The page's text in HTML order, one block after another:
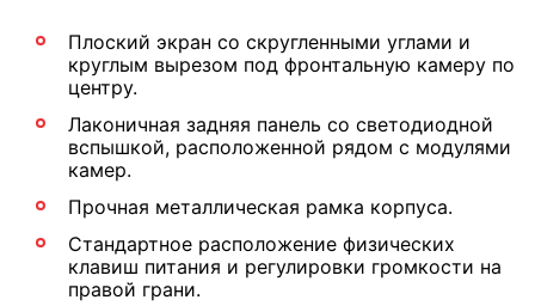
Плоский экран со скругленными углами и
круглым вырезом под фронтальную камеру по
центру.
Лаконичная задняя панель со светодиодной
вспышкой, расположенной рядом с модулями
камер.
Прочная металлическая рамка корпуса.
Стандартное расположение физических
клавиш питания и регулировки громкости на
правой грани.